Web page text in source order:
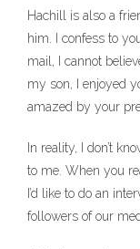
Hachill is also a
him. I confess to
mail, I cannot
my son, I enjoyed
amazed by your
In reality, I don’t
to me. When you
I’d like to do an
followers of our